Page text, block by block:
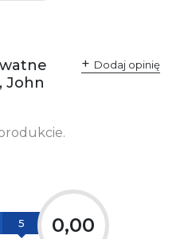
John
Dodaj opinię
5
0,00